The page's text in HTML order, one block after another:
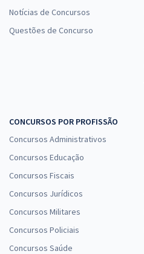
Notícias de Concursos
Questões de Concurso
CONCURSOS POR PROFISSÃO
Concursos Administrativos
Concursos Educação
Concursos Fiscais
Concursos Jurídicos
Concursos Militares
Concursos Policiais
Concursos Saúde